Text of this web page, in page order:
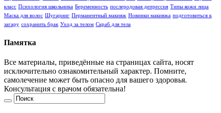
класс Психология школьника Беременность послеродовая депрессия Типы кожи лица
Маска для волос Шугаринг Перманентный макияж Новинки макияжа подготовиться к
загару сохранить брак Уход за телом Скраб для тела
Памятка
Все материалы, приведённые на страницах сайта, носят
исключительно ознакомительный характер. Помните,
самолечение может быть опасно для вашего здоровья.
Консультация с врачом обязательна!